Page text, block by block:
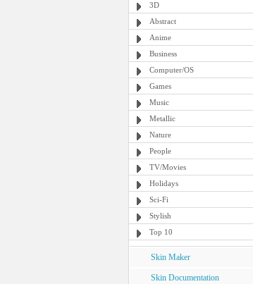
3D
Abstract
Anime
Business
Computer/OS
Games
Music
Metallic
Nature
People
TV/Movies
Holidays
Sci-Fi
Stylish
Top 10
Skin Maker
Skin Documentation